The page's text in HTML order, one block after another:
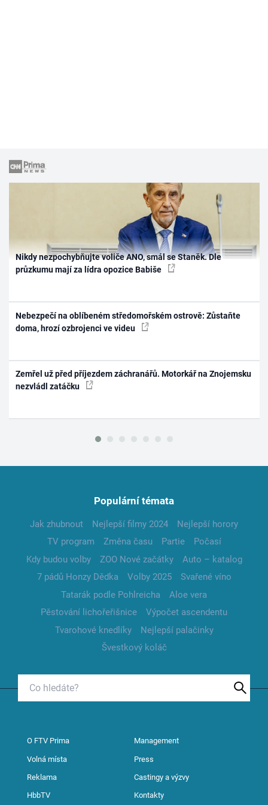
Nikdy nezpochybňujte voliče ANO, smál se Staněk. Dle
průzkumu mají za lídra opozice Babiše
Nebezpečí na oblíbeném středomořském ostrově: Zůstaňte
doma, hrozí ozbrojenci ve videu
Zemřel už před příjezdem záchranářů. Motorkář na Znojemsku
nezvládl zatáčku
Populární témata
Jak zhubnout Nejlepší filmy 2024
Nejlepší horory
TV program
Změna času Partie
Počasí
Kdy budou volby
ZOO Nové začátky
Auto – katalog
7 pádů Honzy Dědka
Volby 2025
Svařené víno
Tatarák podle Pohlreicha
Aloe vera
Pěstování lichořeřišnice
Výpočet ascendentu
Tvarohové knedlíky
Nejlepší palačinky
Švestkový koláč
O FTV Prima Management
Volná místa Press
Reklama Castingy a výzvy
HbbTV Kontakty